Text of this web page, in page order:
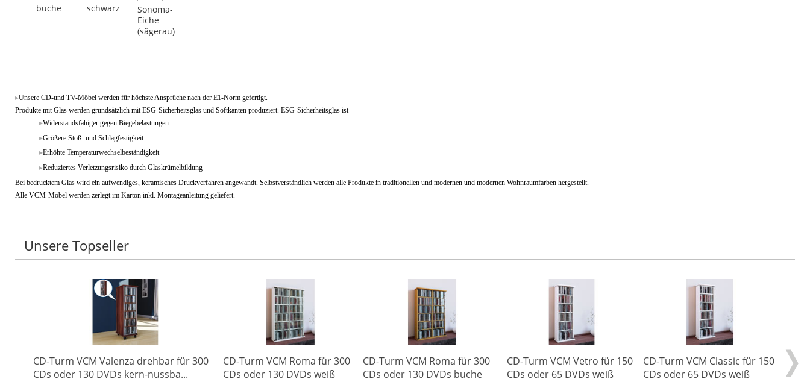
buche schwarz
Sonoma-
Eiche
(sägerau)
Unsere CD-und TV-Möbel werden für höchste Ansprüche nach der E1-Norm gefertigt.
Produkte mit Glas werden grundsätzlich mit ESG-Sicherheitsglas und Softkanten produziert. ESG-Sicherheitsglas ist
Widerstandsfähiger gegen Biegebelastungen
Größere Stoß- und Schlagfestigkeit
Erhöhte Temperaturwechselbeständigkeit
Reduziertes Verletzungsrisiko durch Glaskrümelbildung
Bei bedrucktem Glas wird ein aufwendiges, keramisches Druckverfahren angewandt. Selbstverständlich werden alle Produkte in traditionellen und modernen und modernen Wohnraumfarben hergestellt.
Alle VCM-Möbel werden zerlegt im Karton inkl. Montageanleitung geliefert.
Unsere Topseller
CD-Turm VCM Valenza drehbar für 300
CDs oder 130 DVDs kern-nussba...
CD-Turm VCM Roma für 300
CDs oder 130 DVDs weiß
CD-Turm VCM Roma für 300
CDs oder 130 DVDs buche
CD-Turm VCM Vetro für 150
CDs oder 65 DVDs weiß
CD-Turm VCM Classic für 150
CDs oder 65 DVDs weiß